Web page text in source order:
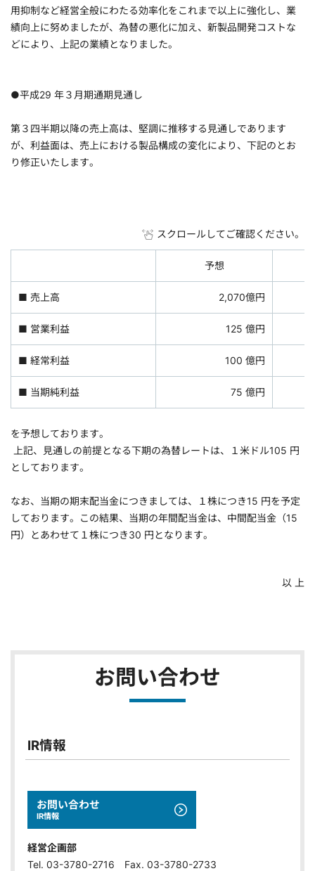
用抑制など経営全般にわたる効率化をこれまで以上に強化し、業
績向上に努めましたが、為替の悪化に加え、新製品開発コストな
どにより、上記の業績となりました。
●平成29 年３月期通期見通し
第３四半期以降の売上高は、堅調に推移する見通しであります
が、利益面は、売上における製品構成の変化により、下記のとお
り修正いたします。
スクロールしてご確認ください。
予想
■ 売上高 2,070億円
■ 営業利益 125 億円
■ 経常利益 100 億円
■ 当期純利益 75 億円
を予想しております。
上記、見通しの前提となる下期の為替レートは、１米ドル105 円
としております。
なお、当期の期末配当金につきましては、１株につき15 円を予定
しております。この結果、当期の年間配当金は、中間配当金（15
円）とあわせて１株につき30 円となります。
以 上
お問い合わせ
IR情報
お問い合わせ
IR情報
経営企画部
Tel. 03-3780-2716 Fax. 03-3780-2733